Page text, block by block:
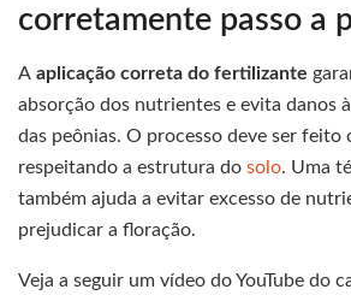
corretamente passo a
A aplicação correta do fertilizante
absorção dos nutrientes e evita danos
das peônias. O processo deve ser feito
respeitando a estrutura do solo. Uma
também ajuda a evitar excesso de
prejudicar a floração.
Veja a seguir um vídeo do YouTube do